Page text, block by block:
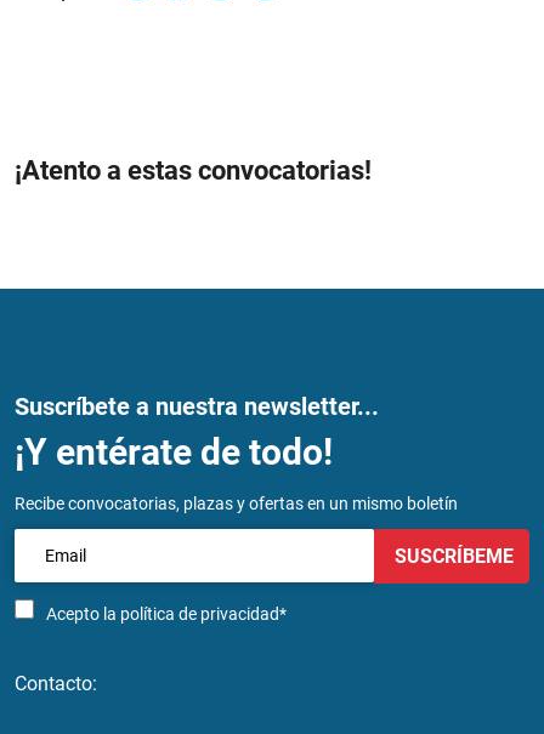
¡Atento a estas convocatorias!
Suscríbete a nuestra newsletter...
¡Y entérate de todo!
Recibe convocatorias, plazas y ofertas en un mismo boletín
Acepto la política de privacidad*
SUSCRÍBEME
Contacto: